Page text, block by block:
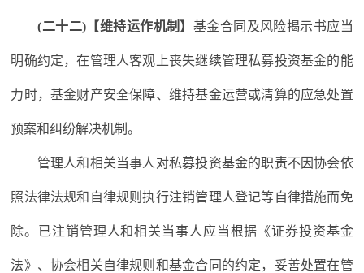
(二十二)【维持运作机制】 基金合同及风险揭示书应当
明确约定，在管理人客观上丧失继续管理私募投资基金的能
力时，基金财产安全保障、维持基金运营或清算的应急处置
预案和纠纷解决机制。
管理人和相关当事人对私募投资基金的职责不因协会依
照法律法规和自律规则执行注销管理人登记等自律措施而免
除。已注销管理人和相关当事人应当根据《证券投资基金
法》、协会相关自律规则和基金合同的约定，妥善处置在管